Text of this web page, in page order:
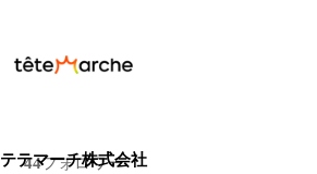
テテマーチ株式会社
44フォロワー